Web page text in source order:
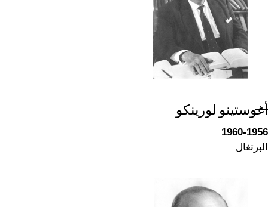
أغوستينو لورينكو
1960-1956
البرتغال